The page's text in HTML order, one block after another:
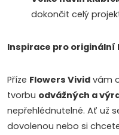
dokončit celý
Inspirace pro originální
Příze Flowers Vivid vám
tvorbu odvážných a
nepřehlédnutelné. Ať už
dovolenou nebo si